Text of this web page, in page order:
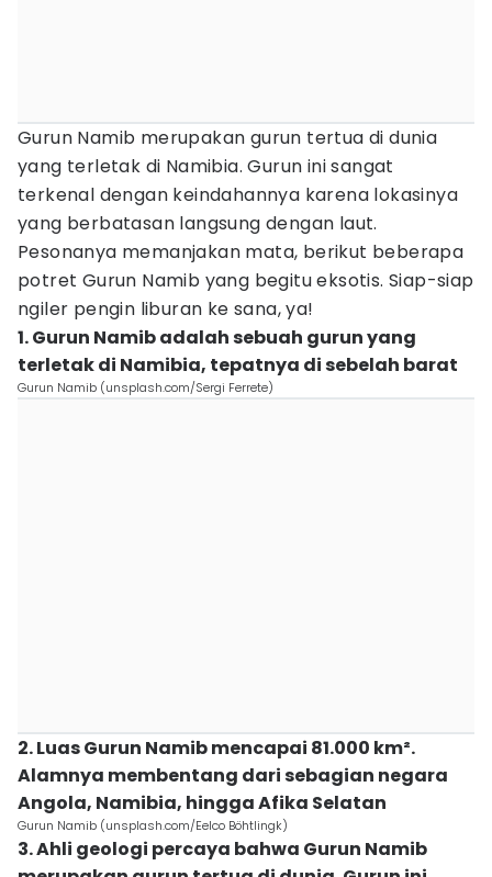
Gurun Namib merupakan gurun tertua di dunia
yang terletak di Namibia. Gurun ini sangat
terkenal dengan keindahannya karena lokasinya
yang berbatasan langsung dengan laut.
Pesonanya memanjakan mata, berikut beberapa
potret Gurun Namib yang begitu eksotis. Siap-siap
ngiler pengin liburan ke sana, ya!
1. Gurun Namib adalah sebuah gurun yang
terletak di Namibia, tepatnya di sebelah barat
Gurun Namib (unsplash.com/Sergi Ferrete)
2. Luas Gurun Namib mencapai 81.000 km².
Alamnya membentang dari sebagian negara
Angola, Namibia, hingga Afika Selatan
Gurun Namib (unsplash.com/Eelco Böhtlingk)
3. Ahli geologi percaya bahwa Gurun Namib